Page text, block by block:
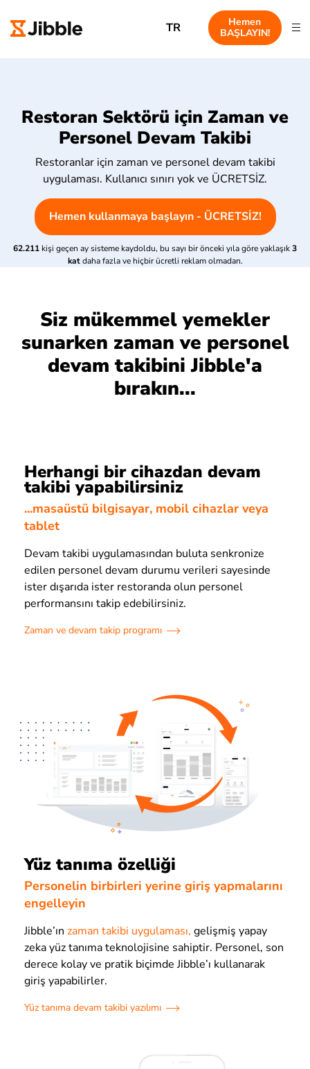
TR
Hemen
BAŞLAYIN!
Restoran Sektörü için Zaman ve
Personel Devam Takibi
Restoranlar için zaman ve personel devam takibi
uygulaması. Kullanıcı sınırı yok ve ÜCRETSİZ.
Hemen kullanmaya başlayın - ÜCRETSİZ!
62.211kişi geçen ay sisteme kaydoldu, bu sayı bir önceki yıla göre yaklaşık3
kat daha fazla ve hiçbir ücretli reklam olmadan.
Siz mükemmel yemekler
sunarken zaman ve personel
devam takibini Jibble'a
bırakın...
Herhangi bir cihazdan devam
takibi yapabilirsiniz
...masaüstü bilgisayar, mobil cihazlar veya
tablet
Devam takibi uygulamasından buluta senkronize
edilen personel devam durumu verileri sayesinde
ister dışarıda ister restoranda olun personel
performansını takip edebilirsiniz.
Zaman ve devam takip programı
Yüz tanıma özelliği
Personelin birbirleri yerine giriş yapmalarını
engelleyin
Jibble’ın zaman takibi uygulaması, gelişmiş yapay
zeka yüz tanıma teknolojisine sahiptir. Personel, son
derece kolay ve pratik biçimde Jibble’ı kullanarak
giriş yapabilirler.
Yüz tanıma devam takibi yazılımı